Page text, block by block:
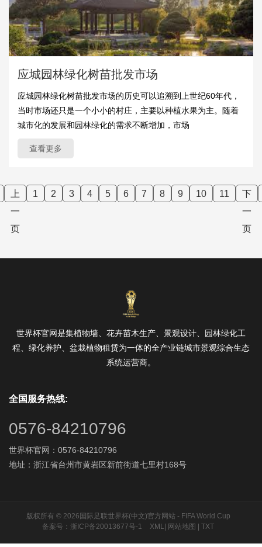
应城园林绿化树苗批发市场
应城园林绿化树苗批发市场的历史可以追溯到上世纪60年代，
当时市场还只是一个小小的村庄，主要以种植水果为主。随着
城市化的发展和园林绿化的需求不断增加，市场
查看更多
上
一
页
1 2 3 4 5 6 7 8 9 10 11
下
一
页
世界杯官网是集植物墙、花卉苗木生产、景观设计、园林绿化工
程、绿化养护、盆栽植物租赁为一体的全产业链城市景观综合生态
系统运营商。
全国服务热线:
0576-84210796
世界杯官网：0576-84210796
地址：浙江省台州市黄岩区新前街道七里村168号
版权所有 © 2026国际足联世界杯(中文)官方网站 - FIFA World Cup
备案号：浙ICP备20013677号-1
XML 网站地图 TXT